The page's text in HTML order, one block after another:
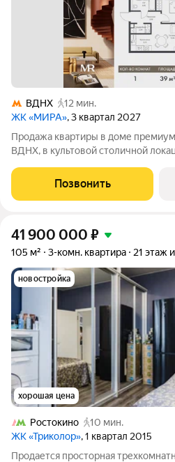
ВДНХ
12 мин.
ЖК «МИРА», 3 квартал 2027
Продажа квартиры в доме
ВДНХ, в культовой столичной
квартира площадью 38.95 м
этаже 23 этажного дома.
Позвонить
41 900 000 ₽
105 м² 3-комн. квартира 21 этаж
новостройка
хорошая цена
Ростокино
10 мин.
ЖК «Триколор», 1 квартал 2015
Продается просторная